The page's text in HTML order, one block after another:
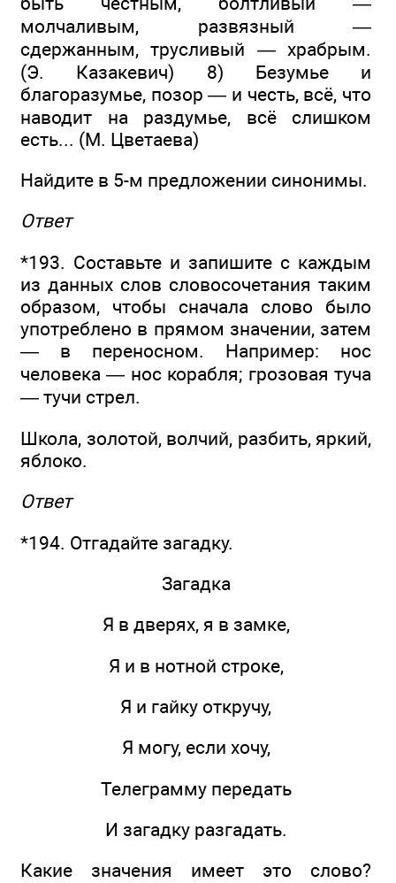
молчаливым, развязный —
сдержанным, трусливый — храбрым.
(Э. Казакевич) 8) Безумье и
благоразумье, позор — и честь, всё, что
наводит на раздумье, всё слишком
есть... (М. Цветаева)
Найдите в 5-м предложении синонимы.
Ответ
*193. Составьте и запишите с каждым
из данных слов словосочетания таким
образом, чтобы сначала слово было
употреблено в прямом значении, затем
— в переносном. Например: нос
человека — нос корабля; грозовая туча
— тучи стрел.
Школа, золотой, волчий, разбить, яркий,
яблоко.
Ответ
*194. Отгадайте загадку.
Загадка
Я в дверях, я в замке,
Я и в нотной строке,
Я и гайку откручу,
Я могу, если хочу,
Телеграмму передать
И загадку разгадать.
Какие значения имеет это слово?